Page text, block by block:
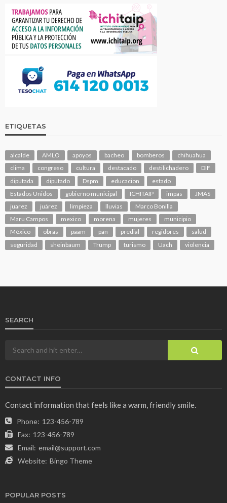
ETIQUETAS
alcalde AMLO apoyos bacheo bomberos
chihuahua
clima
congreso cultura destacado destilichadero
DIF
diputada
diputado Dspm educacion
estado
Estados Unidos
gobierno municipal ICHITAIP impas
JMAS
juarez
juárez limpieza lluvias
Marco Bonilla
Maru Campos
mexico morena mujeres
municipio
México
obras paam pan predial regidores
salud
seguridad
sheinbaum Trump turismo Uach violencia
SEARCH
CONTACT INFO
Contact information that feels like a warm, friendly smile.
Phone: 123-456-789
Fax: 123-456-789
Email: email@support.com
Website: Bingo Theme
POPULAR POSTS